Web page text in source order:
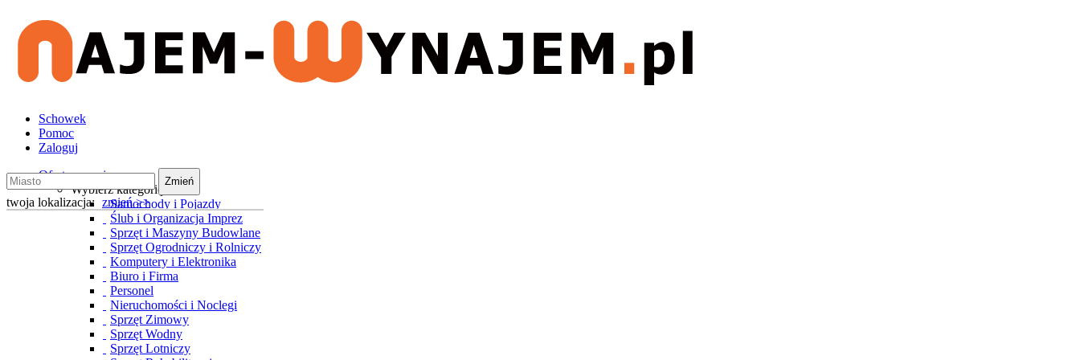
Schowek
Pomoc
Zaloguj
Zmień
twoja lokalizacja: zmień >>
Oferty wynajmu
Wybierz kategorię
Samochody i Pojazdy
Ślub i Organizacja Imprez
Sprzęt i Maszyny Budowlane
Sprzęt Ogrodniczy i Rolniczy
Komputery i Elektronika
Biuro i Firma
Personel
Nieruchomości i Noclegi
Sprzęt Zimowy
Sprzęt Wodny
Sprzęt Lotniczy